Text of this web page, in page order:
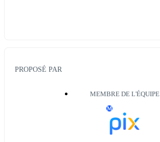
PROPOSÉ PAR
MEMBRE DE L'ÉQUIPE
M